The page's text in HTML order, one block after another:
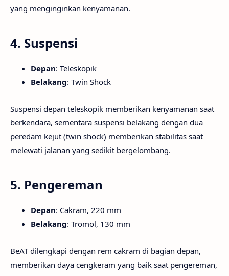
yang menginginkan kenyamanan.
4. Suspensi
Depan: Teleskopik
Belakang: Twin Shock
Suspensi depan teleskopik memberikan kenyamanan saat
berkendara, sementara suspensi belakang dengan dua
peredam kejut (twin shock) memberikan stabilitas saat
melewati jalanan yang sedikit bergelombang.
5. Pengereman
Depan: Cakram, 220 mm
Belakang: Tromol, 130 mm
BeAT dilengkapi dengan rem cakram di bagian depan,
memberikan daya cengkeram yang baik saat pengereman,